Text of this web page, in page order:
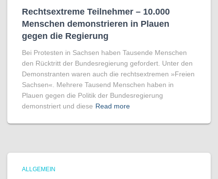
Rechtsextreme Teilnehmer – 10.000
Menschen demonstrieren in Plauen
gegen die Regierung
Bei Protesten in Sachsen haben Tausende Menschen
den Rücktritt der Bundesregierung gefordert. Unter den
Demonstranten waren auch die rechtsextremen »Freien
Sachsen«. Mehrere Tausend Menschen haben in
Plauen gegen die Politik der Bundesregierung
demonstriert und diese Read more
ALLGEMEIN